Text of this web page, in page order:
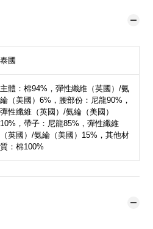
泰國
主體：棉94%，彈性纖維（英國）/氨
綸（美國）6%，腰部份：尼龍90%，
彈性纖維（英國）/氨綸（美國）
10%，帶子：尼龍85%，彈性纖維
（英國）/氨綸（美國）15%，其他材
質：棉100%